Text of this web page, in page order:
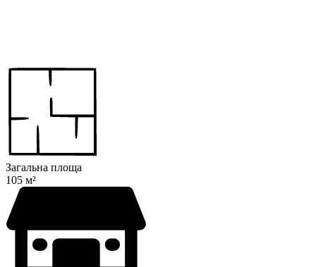
Загальна площа
105 м²